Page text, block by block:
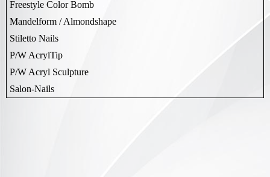
Freestyle Color Bomb
Mandelform / Almondshape
Stiletto Nails
P/W AcrylTip
P/W Acryl Sculpture
Salon-Nails